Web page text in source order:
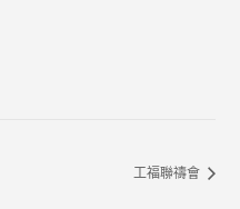
工福聯禱會